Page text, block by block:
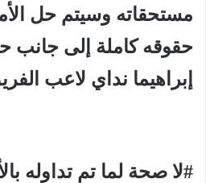
مستحقاته وسيتم حل
حقوقه كاملة إلى جانب
إبراهيما نداي لاعب
#لا صحة لما تم تداوله